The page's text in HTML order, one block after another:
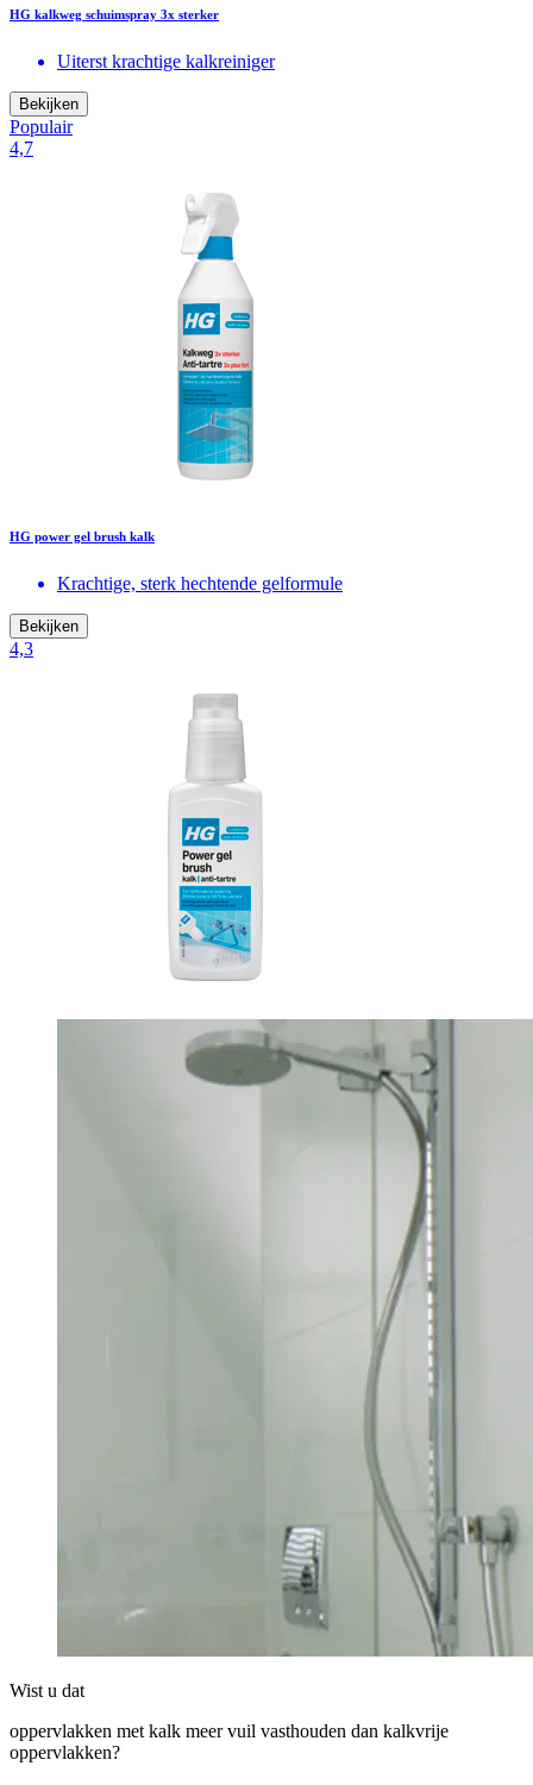
HG kalkweg schuimspray 3x sterker
Uiterst krachtige kalkreiniger
Bekijken
Populair
4,7
HG power gel brush kalk
Krachtige, sterk hechtende gelformule
Bekijken
4,3
Wist u dat
oppervlakken met kalk meer vuil vasthouden dan kalkvrije
oppervlakken?